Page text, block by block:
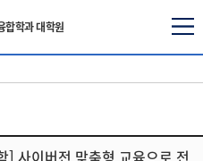
합학과 대학원
] 사이버전 맞춤형 교육으로 전